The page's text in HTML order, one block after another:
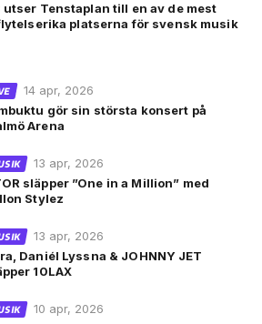
utser Tenstaplan till en av de mest
platserna för svensk musik
14 apr, 2026
gör sin största konsert på
Arena
13 apr, 2026
släpper ”One in a Million” med
Stylez
13 apr, 2026
Daniél Lyssna & JOHNNY JET
10LAX
10 apr, 2026